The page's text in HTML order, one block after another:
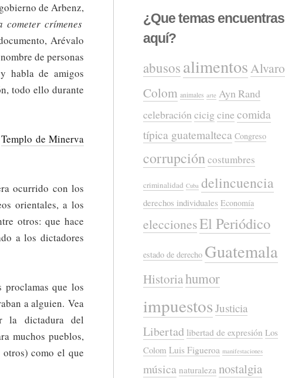
de Arbenz,
crímenes
Arévalo
de personas
habla de amigos
todo ello durante
Templo de Minerva
ocurrido con los
orientales, a los
otros: que hace
a los dictadores
proclamas que los
a alguien. Vea
la dictadura del
muchos pueblos,
como el que
¿Que temas encuentras
aquí?
abusos alimentosAlvaro
Colom animales arte Ayn Rand
celebración cicig cine comida
típica guatemalteca Congreso
corrupcióncostumbres
criminalidad Cuba delincuencia
derechos individuales Economía
eleccionesEl Periódico
estado de derecho Guatemala
Historiahumor
impuestos Justicia
Libertad libertad de expresión Los
Colom Luis Figueroa manifestaciones
música naturaleza nostalgia